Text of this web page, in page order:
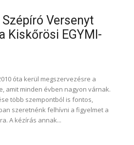
Versenyt
Kiskőrösi EGYMI-
óta kerül megszervezésre a
amit minden évben nagyon várnak.
több szempontból is fontos,
szeretnénk felhívni a figyelmet a
A kézírás annak...